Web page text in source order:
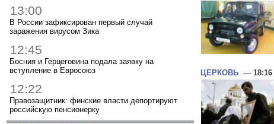
13:00
В России зафиксирован первый случай
заражения вирусом Зика
12:45
Босния и Герцеговина подала заявку на
вступление в Евросоюз
12:22
Правозащитник: финские власти депортируют
российскую пенсионерку
ЦЕРКОВЬ — 18:16